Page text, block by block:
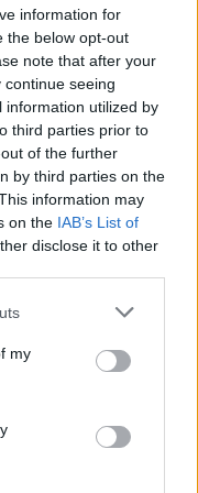
information for
the below opt-out
note that after your
seeing
information utilized by
third parties prior to
of the further
by third parties on the
information may
on the IAB’s List of
disclose it to other
my
Ηγέτη
Από την
στη
καθημερινά από
ransomware. Η αδυναμία
τον
στην νέα
θα
η ιστορία